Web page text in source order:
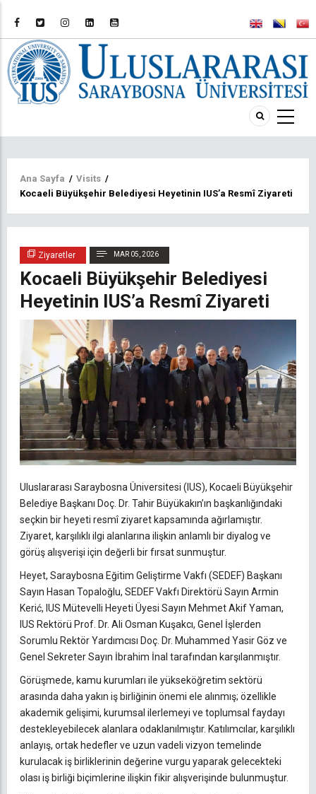
Sayfa
Ana Sayfa / Visits /
Kocaeli Büyükşehir Belediyesi Heyetinin IUS’a Resmî Ziyareti
Ziyaretler MAR 05, 2026
Kocaeli Büyükşehir Belediyesi
Heyetinin IUS’a Resmî Ziyareti
Uluslararası Saraybosna Üniversitesi (IUS), Kocaeli Büyükşehir
Belediye Başkanı Doç. Dr. Tahir Büyükakın’ın başkanlığındaki
seçkin bir heyeti resmî ziyaret kapsamında ağırlamıştır.
Ziyaret, karşılıklı ilgi alanlarına ilişkin anlamlı bir diyalog ve
görüş alışverişi için değerli bir fırsat sunmuştur.
Heyet, Saraybosna Eğitim Geliştirme Vakfı (SEDEF) Başkanı
Sayın Hasan Topaloğlu, SEDEF Vakfı Direktörü Sayın Armin
Kerić, IUS Mütevelli Heyeti Üyesi Sayın Mehmet Akif Yaman,
IUS Rektörü Prof. Dr. Ali Osman Kuşakcı, Genel İşlerden
Sorumlu Rektör Yardımcısı Doç. Dr. Muhammed Yasir Göz ve
Genel Sekreter Sayın İbrahim İnal tarafından karşılanmıştır.
Görüşmede, kamu kurumları ile yükseköğretim sektörü
arasında daha yakın iş birliğinin önemi ele alınmış; özellikle
akademik gelişimi, kurumsal ilerlemeyi ve toplumsal faydayı
destekleyebilecek alanlara odaklanılmıştır. Katılımcılar, karşılıklı
anlayış, ortak hedefler ve uzun vadeli vizyon temelinde
kurulacak iş birliklerinin değerine vurgu yaparak gelecekteki
olası iş birliği biçimlerine ilişkin fikir alışverişinde bulunmuştur.